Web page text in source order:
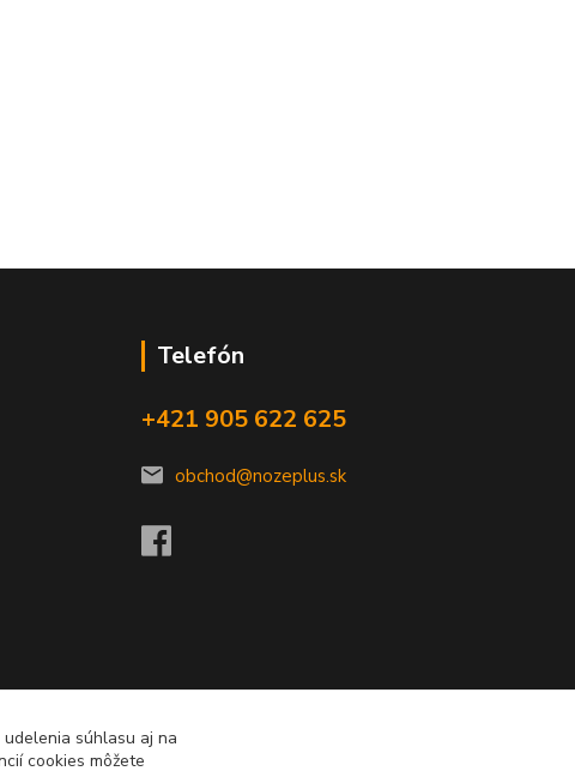
Telefón
+421 905 622 625
obchod@nozeplus.sk
súhlasu aj na
cookies môžete